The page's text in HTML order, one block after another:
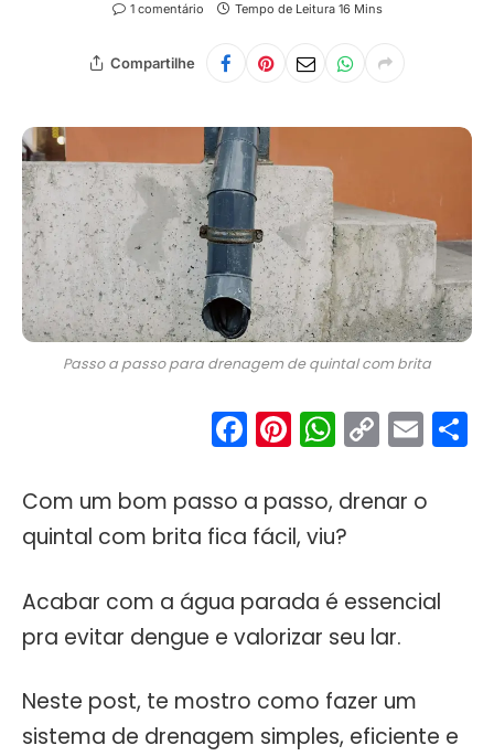
1 comentário
Tempo de Leitura 16 Mins
Compartilhe
Passo a passo para drenagem de quintal com brita
Facebook
Pinterest
Copy
Com um bom passo a passo, drenar o
quintal com brita fica fácil, viu?
Acabar com a água parada é essencial
pra evitar dengue e valorizar seu lar.
Neste post, te mostro como fazer um
sistema de drenagem simples, eficiente e